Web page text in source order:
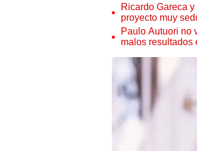
Ricardo Gareca
proyecto muy
Paulo Autuori no
malos resultados